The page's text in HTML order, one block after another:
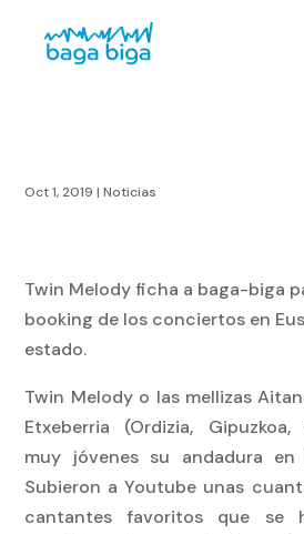
Oct 1, 2019 |Noticias
Twin Melody ficha a baga-biga
booking de los conciertos en
estado.
Twin Melody o las mellizas
Etxeberria (Ordizia,
muy jóvenes su andadura en
Subieron a Youtube unas
cantantes favoritos que se